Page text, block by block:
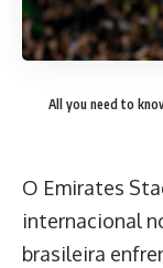
All you need to
O Emirates
internacional
brasileira